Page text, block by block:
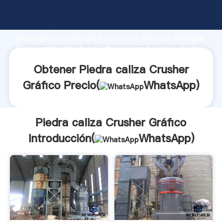
fuerte capacidad de producción, fuerza de
Piedra caliza Crusher Gráfico proveedor crea el valor
Obtener Piedra caliza Crusher
Gráfico Precio(
WhatsApp)
Piedra caliza Crusher Gráfico
Introducción(
WhatsApp)